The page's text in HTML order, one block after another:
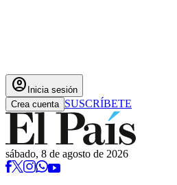
account_circle Inicia sesión
Crea cuenta SUSCRÍBETE
sábado, 8 de agosto de 2026